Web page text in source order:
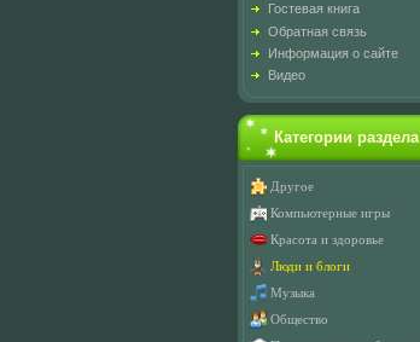
Гостевая книга
Обратная связь
Информация о сайте
Видео
Категории раздела
Другое
Компьютерные игры
Красота и здоровье
Люди и блоги
Музыка
Общество